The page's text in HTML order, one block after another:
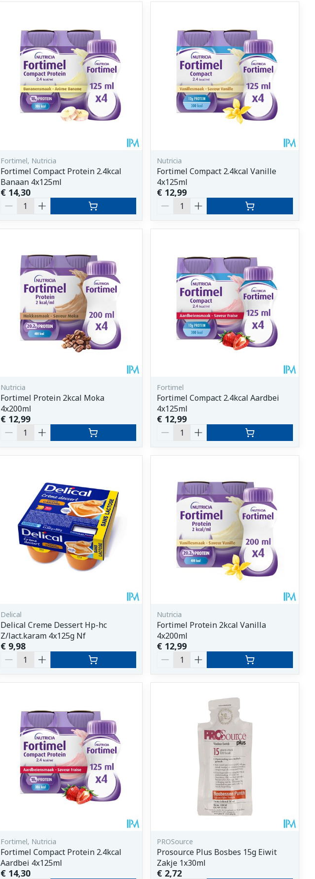
Fortimel, Nutricia
Fortimel Compact Protein 2.4kcal
Banaan 4x125ml
€ 14,30
Aantal
Nutricia
Fortimel Compact 2.4kcal Vanille
4x125ml
€ 12,99
Aantal
Nutricia
Fortimel Protein 2kcal Moka
4x200ml
€ 12,99
Aantal
Fortimel
Fortimel Compact 2.4kcal Aardbei
4x125ml
€ 12,99
Aantal
Delical
Delical Creme Dessert Hp-hc
Z/lact.karam 4x125g Nf
€ 9,98
Aantal
Nutricia
Fortimel Protein 2kcal Vanilla
4x200ml
€ 12,99
Aantal
Fortimel, Nutricia
Fortimel Compact Protein 2.4kcal
Aardbei 4x125ml
€ 14,30
PROSource
Prosource Plus Bosbes 15g Eiwit
Zakje 1x30ml
€ 2,72